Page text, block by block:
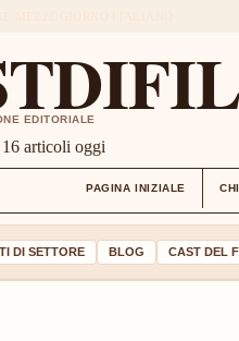
EDITORIALE
16 articoli oggi
PAGINA INIZIALE
DI SETTORE BLOG CAST DEL